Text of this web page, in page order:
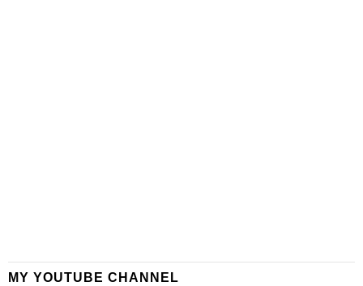
MY YOUTUBE CHANNEL